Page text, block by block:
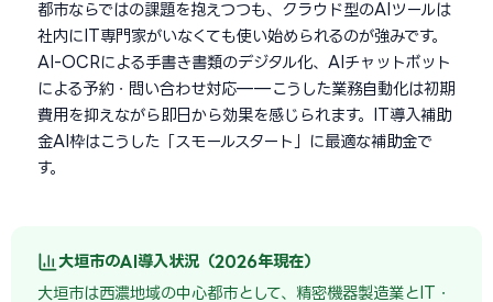
都市ならではの課題を抱えつつも、クラウド型のAIツールは
社内にIT専門家がいなくても使い始められるのが強みです。
AI-OCRによる手書き書類のデジタル化、AIチャットボット
による予約・問い合わせ対応——こうした業務自動化は初期
費用を抑えながら即日から効果を感じられます。IT導入補助
金AI枠はこうした「スモールスタート」に最適な補助金で
す。
大垣市のAI導入状況（2026年現在）
大垣市は西濃地域の中心都市として、精密機器製造業とIT・